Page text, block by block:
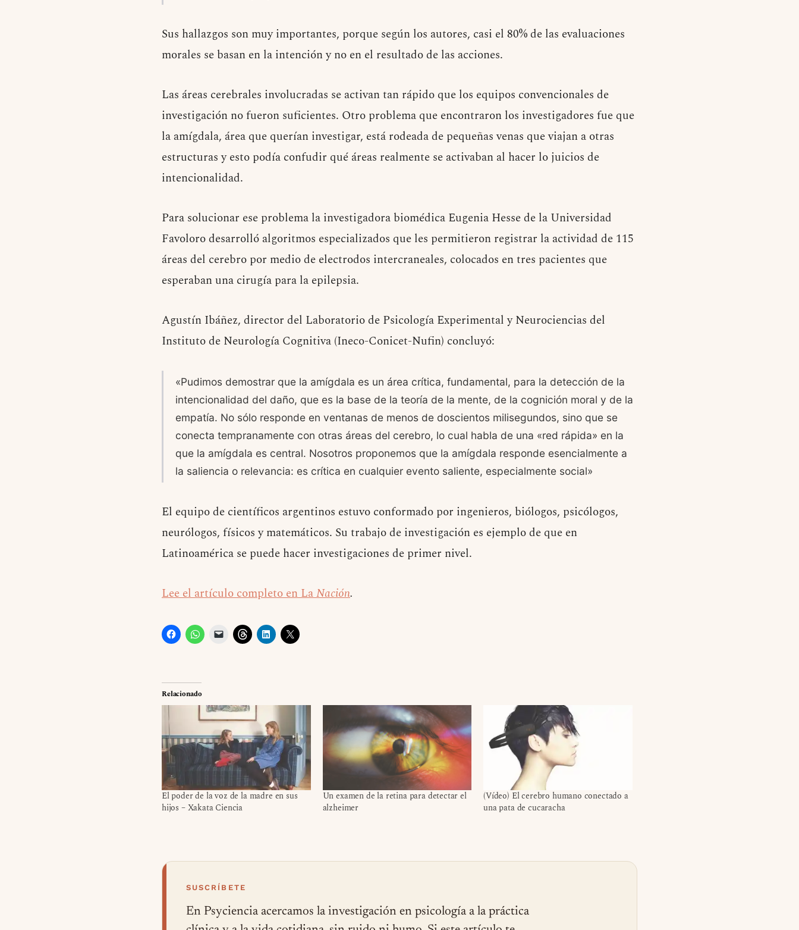
Sus hallazgos son muy importantes, porque según los autores, casi el 80% de las evaluaciones
morales se basan en la intención y no en el resultado de las acciones.
Las áreas cerebrales involucradas se activan tan rápido que los equipos convencionales de
investigación no fueron suficientes. Otro problema que encontraron los investigadores fue que
la amígdala, área que querían investigar, está rodeada de pequeñas venas que viajan a otras
estructuras y esto podía confudir qué áreas realmente se activaban al hacer lo juicios de
intencionalidad.
Para solucionar ese problema la investigadora biomédica Eugenia Hesse de la Universidad
Favoloro desarrolló algoritmos especializados que les permitieron registrar la actividad de 115
áreas del cerebro por medio de electrodos intercraneales, colocados en tres pacientes que
esperaban una cirugía para la epilepsia.
Agustín Ibáñez, director del Laboratorio de Psicología Experimental y Neurociencias del
Instituto de Neurología Cognitiva (Ineco-Conicet-Nufin) concluyó:
«Pudimos demostrar que la amígdala es un área crítica, fundamental, para la detección de la
intencionalidad del daño, que es la base de la teoría de la mente, de la cognición moral y de la
empatía. No sólo responde en ventanas de menos de doscientos milisegundos, sino que se
conecta tempranamente con otras áreas del cerebro, lo cual habla de una «red rápida» en la
que la amígdala es central. Nosotros proponemos que la amígdala responde esencialmente a
la saliencia o relevancia: es crítica en cualquier evento saliente, especialmente social»
El equipo de científicos argentinos estuvo conformado por ingenieros, biólogos, psicólogos,
neurólogos, físicos y matemáticos. Su trabajo de investigación es ejemplo de que en
Latinoamérica se puede hacer investigaciones de primer nivel.
Lee el artículo completo en LaNación.
Relacionado
El poder de la voz de la madre en sus
hijos – Xakata Ciencia
Un examen de la retina para detectar el
alzheimer
(Vídeo) El cerebro humano conectado a
una pata de cucaracha
SUSCRÍBETE
En Psyciencia acercamos la investigación en psicología a la práctica